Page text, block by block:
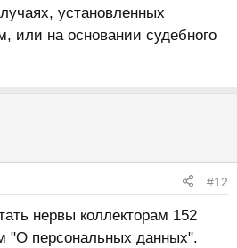
установленных
или на основании судебного
#12
нервы коллекторам 152
"О персональных данных".